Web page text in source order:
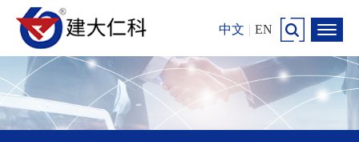
中文 | EN